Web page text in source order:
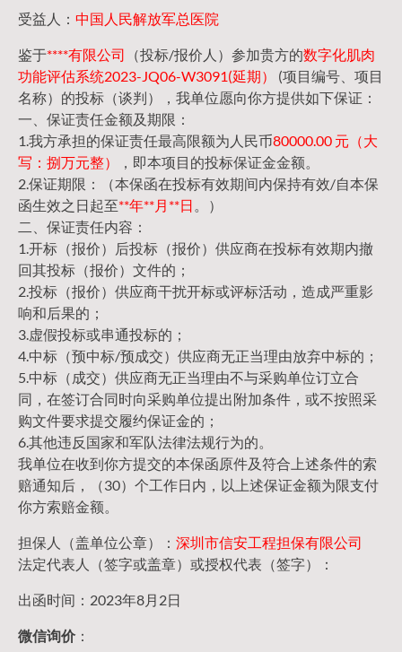
受益人： 中国人民解放军总医院
鉴于****有限公司 （投标/报价人）参加贵方的数字化肌肉
功能评估系统2023-JQ06-W3091(延期）
(项目编号、项目
名称）的投标（谈判），我单位愿向你方提供如下保证：
一、保证责任金额及期限：
1.我方承担的保证责任最高限额为人民币80000.00 元（大
写：捌万元整）
，即本项目的投标保证金金额。
2.保证期限：（本保函在投标有效期间内保持有效/自本保
函生效之日起至**年**月**日 。）
二、保证责任内容：
1.开标（报价）后投标（报价）供应商在投标有效期内撤
回其投标（报价）文件的；
2.投标（报价）供应商干扰开标或评标活动，造成严重影
响和后果的；
3.虚假投标或串通投标的；
4.中标（预中标/预成交）供应商无正当理由放弃中标的；
5.中标（成交）供应商无正当理由不与采购单位订立合
同，在签订合同时向采购单位提出附加条件，或不按照采
购文件要求提交履约保证金的；
6.其他违反国家和军队法律法规行为的。
我单位在收到你方提交的本保函原件及符合上述条件的索
赔通知后，（30）个工作日内，以上述保证金额为限支付
你方索赔金额。
担保人（盖单位公章）： 深圳市信安工程担保有限公司
法定代表人（签字或盖章）或授权代表（签字）：
出函时间：2023年8月2日
微信询价：